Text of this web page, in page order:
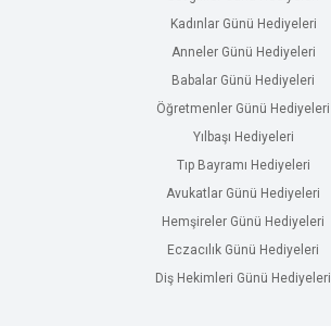
Kadınlar Günü Hediyeleri
Anneler Günü Hediyeleri
Babalar Günü Hediyeleri
Öğretmenler Günü Hediyeleri
Yılbaşı Hediyeleri
Tıp Bayramı Hediyeleri
Avukatlar Günü Hediyeleri
Hemşireler Günü Hediyeleri
Eczacılık Günü Hediyeleri
Diş Hekimleri Günü Hediyeleri